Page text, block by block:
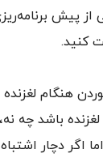
از پیش
کنید.
هنگام لغزنده
باشد چه
اگر دچار